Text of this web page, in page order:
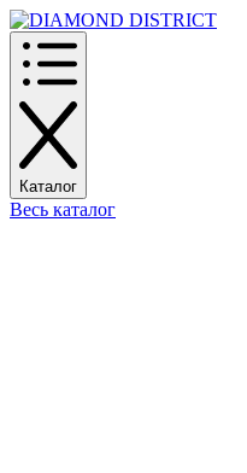
Каталог
Весь каталог